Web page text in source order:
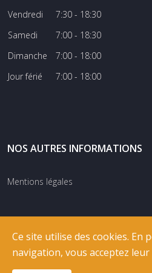
Vendredi
Samedi
Dimanche
Jour férié
7:30 - 18:30
7:00 - 18:30
7:00 - 18:00
7:00 - 18:00
NOS AUTRES INFORMATIONS
Mentions légales
Ce site utilise des cookies. En
navigation, vous acceptez